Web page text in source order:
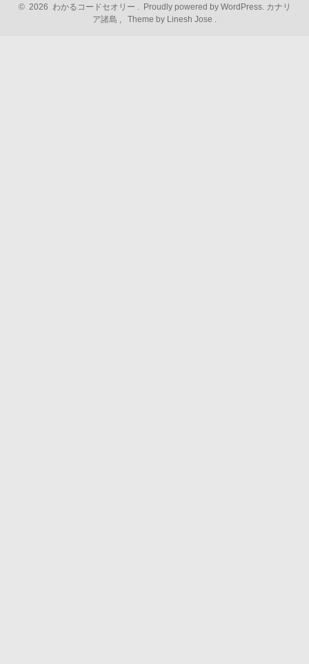
© 2026 わかるコードセオリー . Proudly powered by WordPress. カナリ
ア諸島 , Theme by Linesh Jose .